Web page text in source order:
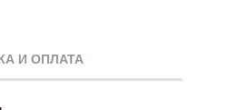
И ОПЛАТА